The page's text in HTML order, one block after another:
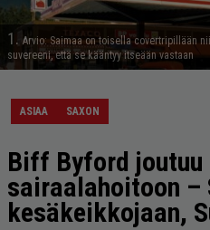
1. Arvio: Saimaa on toisella covertripillään
suvereeni, että se kääntyy itseään vastaan
ASIAA SAXON
Biff Byford
sairaalahoitoon –
kesäkeikkojaan,